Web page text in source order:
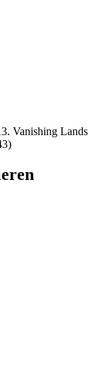
Vanishing Lands